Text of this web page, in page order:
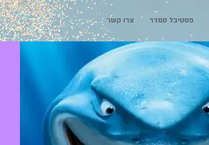
צרו קשר פסטיבל סמדר